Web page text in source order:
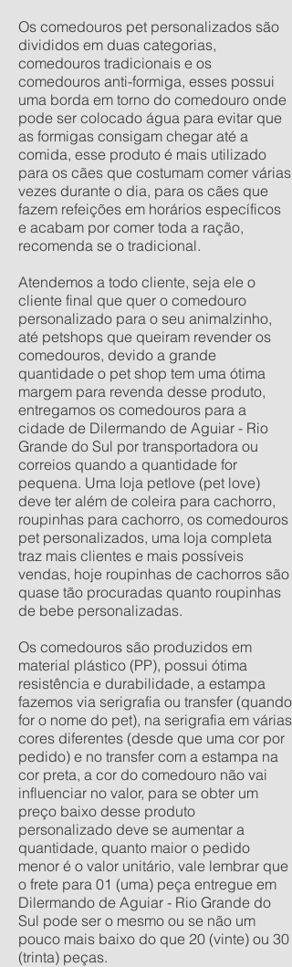
Os comedouros pet personalizados são
divididos em duas categorias,
comedouros tradicionais e os
comedouros anti-formiga, esses possui
uma borda em torno do comedouro onde
pode ser colocado água para evitar que
as formigas consigam chegar até a
comida, esse produto é mais utilizado
para os cães que costumam comer várias
vezes durante o dia, para os cães que
fazem refeições em horários específicos
e acabam por comer toda a ração,
recomenda se o tradicional.
Atendemos a todo cliente, seja ele o
cliente final que quer o comedouro
personalizado para o seu animalzinho,
até petshops que queiram revender os
comedouros, devido a grande
quantidade o pet shop tem uma ótima
margem para revenda desse produto,
entregamos os comedouros para a
cidade de Dilermando de Aguiar - Rio
Grande do Sul por transportadora ou
correios quando a quantidade for
pequena. Uma loja petlove (pet love)
deve ter além de coleira para cachorro,
roupinhas para cachorro, os comedouros
pet personalizados, uma loja completa
traz mais clientes e mais possíveis
vendas, hoje roupinhas de cachorros são
quase tão procuradas quanto roupinhas
de bebe personalizadas.
Os comedouros são produzidos em
material plástico (PP), possui ótima
resistência e durabilidade, a estampa
fazemos via serigrafia ou transfer (quando
for o nome do pet), na serigrafia em várias
cores diferentes (desde que uma cor por
pedido) e no transfer com a estampa na
cor preta, a cor do comedouro não vai
influenciar no valor, para se obter um
preço baixo desse produto
personalizado deve se aumentar a
quantidade, quanto maior o pedido
menor é o valor unitário, vale lembrar que
o frete para 01 (uma) peça entregue em
Dilermando de Aguiar - Rio Grande do
Sul pode ser o mesmo ou se não um
pouco mais baixo do que 20 (vinte) ou 30
(trinta) peças.